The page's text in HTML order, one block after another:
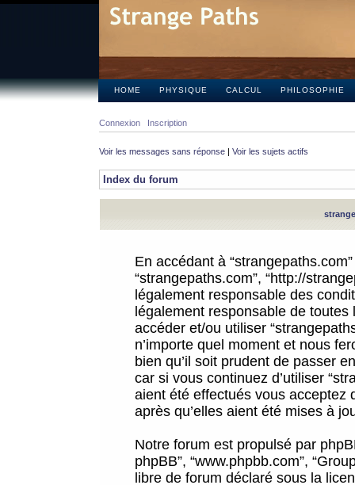
HOME PHYSIQUE CALCUL PHILOSOPHIE
Connexion Inscription
Voir les messages sans réponse | Voir les sujets actifs
Index du forum
En accédant à
“strangepaths.com”, “http://
légalement responsable des
légalement responsable de
accéder et/ou utiliser
n’importe quel moment et nous
bien qu’il soit prudent de passer
car si vous continuez d’utiliser
aient été effectués vous acceptez
après qu’elles aient été mises à
Notre forum est propulsé par
phpBB”, “www.phpbb.com”,
libre de forum déclaré sous la